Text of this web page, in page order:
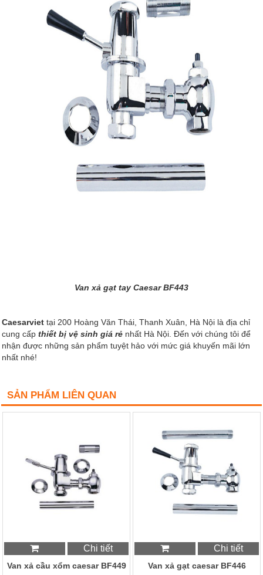
Van xả gạt tay Caesar BF443
Caesarviet tại 200 Hoàng Văn Thái, Thanh Xuân, Hà Nội là địa chỉ
cung cấp thiết bị vệ sinh giá rẻ nhất Hà Nội. Đến với chúng tôi để
nhận được những sản phẩm tuyệt hảo với mức giá khuyến mãi lớn
nhất nhé!
SẢN PHẨM LIÊN QUAN
Chi tiết
Van xả cầu xổm caesar BF449
Chi tiết
Van xả gạt caesar BF446